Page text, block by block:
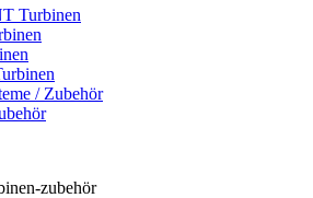
Turbinen
/ Zubehör
zubehör